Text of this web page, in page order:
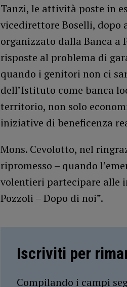
Tanzi, le attività poste in
vicedirettore Boselli, dopo
organizzato dalla Banca a
risposte al problema di
quando i genitori non ci
dell’Istituto come banca
territorio, non solo
iniziative di beneficenza
Mons. Cevolotto, nel
ripromesso – quando
volentieri partecipare alle
Pozzoli – Dopo di noi”.
Iscriviti per
Compilando i campi